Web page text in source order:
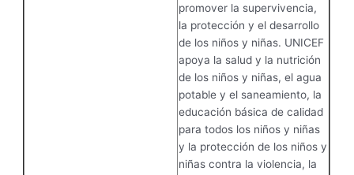
promover la supervivencia,
la protección y el desarrollo
de los niños y niñas. UNICEF
apoya la salud y la nutrición
de los niños y niñas, el agua
potable y el saneamiento, la
educación básica de calidad
para todos los niños y niñas
y la protección de los niños y
niñas contra la violencia, la